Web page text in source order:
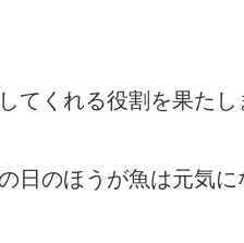
てくれる役割を果たし
日のほうが魚は元気に